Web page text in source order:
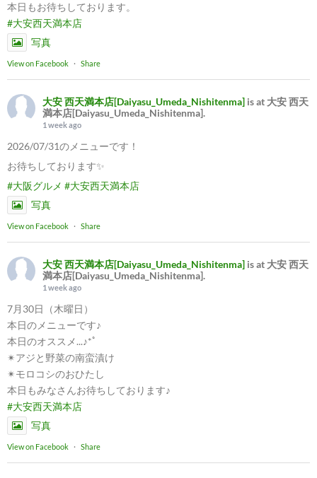
本日もお待ちしております。
#大安西天満本店
写真
View on Facebook · Share
大安 西天満本店[Daiyasu_Umeda_Nishitenma] is at 大安 西天
満本店[Daiyasu_Umeda_Nishitenma].
1 week ago
2026/07/31のメニューです！
お待ちしております✨
#大阪グルメ #大安西天満本店
写真
View on Facebook · Share
大安 西天満本店[Daiyasu_Umeda_Nishitenma] is at 大安 西天
満本店[Daiyasu_Umeda_Nishitenma].
1 week ago
7月30日（木曜日）
本日のメニューです♪
本日のオススメ...♪*ﾟ
✴︎アジと野菜の南蛮漬け
✴︎モロコシのおひたし
本日もみなさんお待ちしております♪
#大安西天満本店
写真
View on Facebook · Share